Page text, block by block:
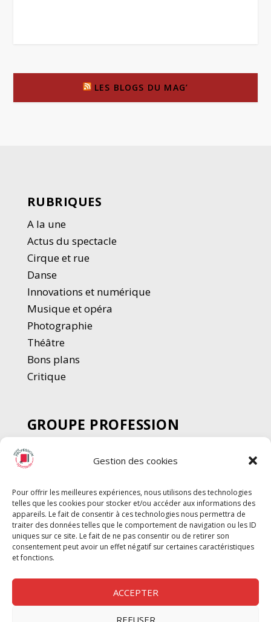
Gestion des cookies
Pour offrir les meilleures expériences, nous utilisons des technologies
telles que les cookies pour stocker et/ou accéder aux informations des
appareils. Le fait de consentir à ces technologies nous permettra de
traiter des données telles que le comportement de navigation ou les ID
uniques sur ce site. Le fait de ne pas consentir ou de retirer son
consentement peut avoir un effet négatif sur certaines caractéristiques
et fonctions.
ACCEPTER
REFUSER
LES BLOGS DU MAG’
RUBRIQUES
A la une
Actus du spectacle
Cirque et rue
Danse
Innovations et numérique
Musique et opéra
Photographie
Théâtre
Bons plans
Critique
GROUPE PROFESSION
SPECTACLE
Chèque Intermittents
Chèque Compta
Chèque Emploi Spectacle
G-Pods
Profession Audio-visuel